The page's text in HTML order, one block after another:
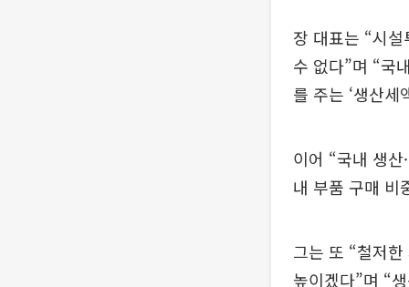
장 대표는 “시
수 없다”며 “국
를 주는 ‘생산세
이어 “국내 생
내 부품 구매 비
그는 또 “철저
높이겠다”며 “